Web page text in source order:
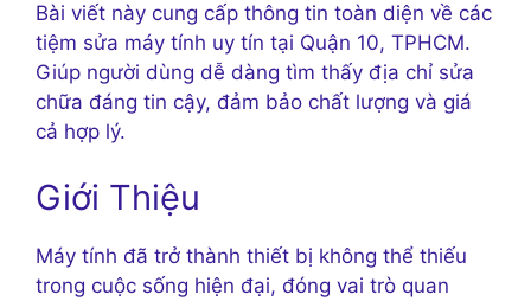
Bài viết này cung cấp thông tin toàn diện về các
tiệm sửa máy tính uy tín tại Quận 10, TPHCM.
Giúp người dùng dễ dàng tìm thấy địa chỉ sửa
chữa đáng tin cậy, đảm bảo chất lượng và giá
cả hợp lý.
Giới Thiệu
Máy tính đã trở thành thiết bị không thể thiếu
trong cuộc sống hiện đại, đóng vai trò quan